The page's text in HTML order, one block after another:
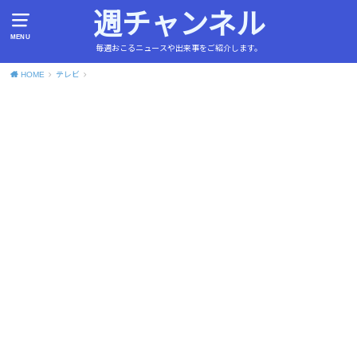
MENU 週チャンネル
毎週おこるニュースや出来事をご紹介します。
HOME テレビ